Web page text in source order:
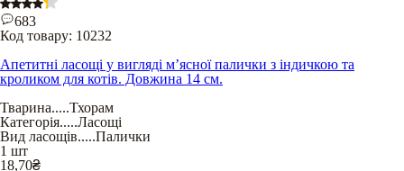
683
Код товару: 10232
Апетитні ласощі у вигляді м’ясної палички з індичкою та
кроликом для котів. Довжина 14 см.
Тварина.....Тхорам
Категорія.....Ласощі
Вид ласощів.....Палички
1 шт
18,70₴